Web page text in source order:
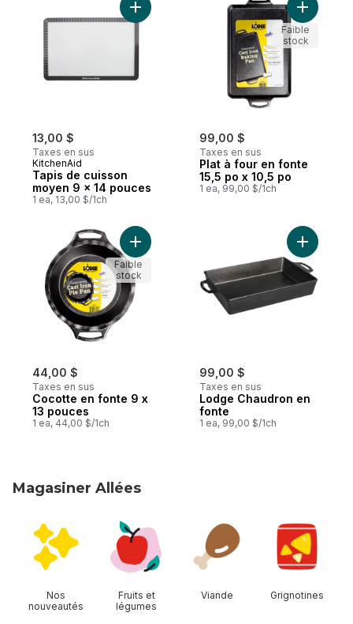
13,00 $
Taxes en sus
KitchenAid
Tapis de cuisson
moyen 9 x 14 pouces
1 ea, 13,00 $/1ch
Ajouter Tapis de cuisson moyen 9 x 14
99,00 $
Taxes en sus
Plat à four en fonte
15,5 po x 10,5 po
1 ea, 99,00 $/1ch
Ajouter
Faible
stock
44,00 $
Taxes en sus
Cocotte en fonte 9 x
13 pouces
1 ea, 44,00 $/1ch
Ajouter Cocotte en fonte 9 x 13 pouces
Faible
stock
99,00 $
Taxes en sus
Lodge Chaudron en
fonte
1 ea, 99,00 $/1ch
Ajouter
Magasiner Allées
Nos
nouveautés
Fruits et
légumes
Viande Grignotines